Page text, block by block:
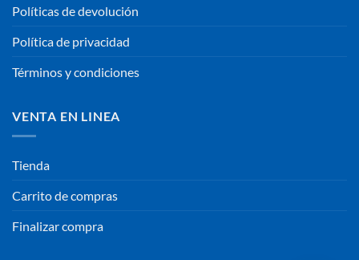
Políticas de devolución
Política de privacidad
Términos y condiciones
VENTA EN LINEA
Tienda
Carrito de compras
Finalizar compra